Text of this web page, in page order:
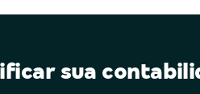
sua